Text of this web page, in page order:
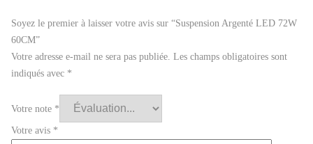
Soyez le premier à laisser votre avis sur “Suspension Argenté LED 72W
60CM”
Votre adresse e-mail ne sera pas publiée. Les champs obligatoires sont
indiqués avec *
Votre note *
Votre avis *